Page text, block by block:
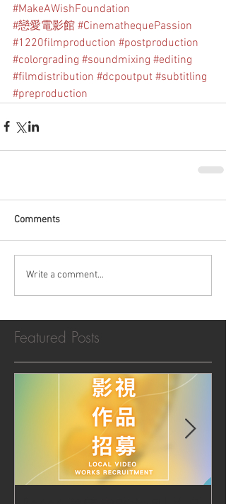
#MakeAWishFoundation
#戀愛電影館 #CinemathequePassion
#1220filmproduction #postproduction
#colorgrading #soundmixing #editing
#filmdistribution #dcpoutput #subtitling
#preproduction
Comments
Write a comment...
Featured Posts